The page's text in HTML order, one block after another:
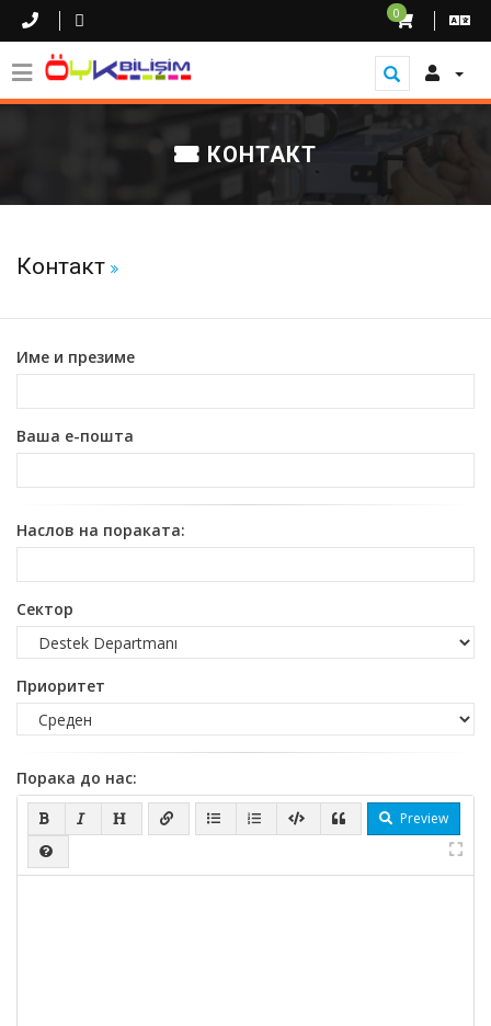
0
КОНТАКТ
Контакт
Име и презиме
Ваша е-пошта
Наслов на пораката:
Сектор
Приоритет
Порака до нас:
Preview